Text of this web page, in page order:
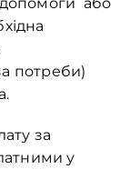
або
потреби)
за
у